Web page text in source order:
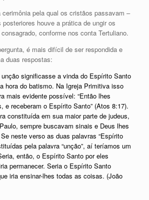
cerimônia pela qual os cristãos passavam –
houve a prática de ungir os
conforme nos conta Tertuliano.
é mais difícil de ser respondida e
duas respostas:
significasse a vinda do Espírito Santo
hora do batismo. Na Igreja Primitiva isso
mais evidente possível: “Então lhes
e receberam o Espírito Santo” (Atos 8:17).
constituída em sua maior parte de judeus,
sempre buscavam sinais e Deus lhes
neste verso as duas palavras “Espírito
pela palavra “unção”, aí teríamos um
então, o Espírito Santo por eles
permanecer. Seria o Espírito Santo
iria ensinar-lhes todas as coisas. (João